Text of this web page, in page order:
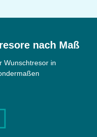
nach Maß
Wunschtresor in